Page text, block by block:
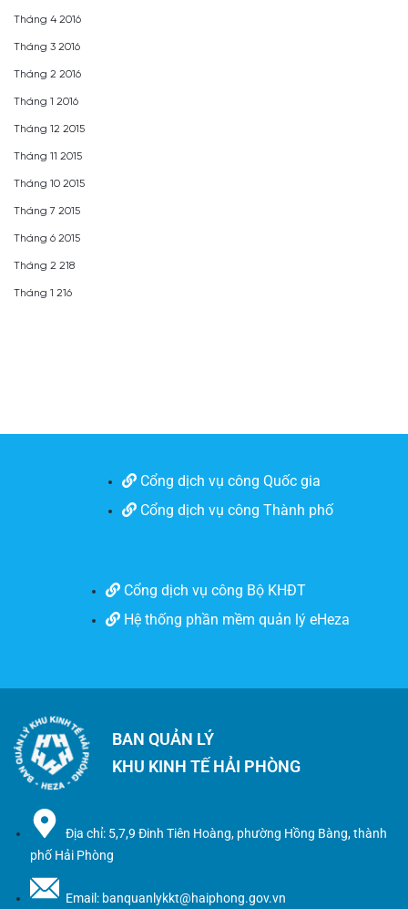
Tháng 4 2016
Tháng 3 2016
Tháng 2 2016
Tháng 1 2016
Tháng 12 2015
Tháng 11 2015
Tháng 10 2015
Tháng 7 2015
Tháng 6 2015
Tháng 2 218
Tháng 1 216
Cổng dịch vụ công Quốc gia
Cổng dịch vụ công Thành phố
Cổng dịch vụ công Bộ KHĐT
Hệ thống phần mềm quản lý eHeza
BAN QUẢN LÝ
KHU KINH TẾ HẢI PHÒNG
Địa chỉ: 5,7,9 Đinh Tiên Hoàng, phường Hồng Bàng, thành
phố Hải Phòng
Email: banquanlykkt@haiphong.gov.vn